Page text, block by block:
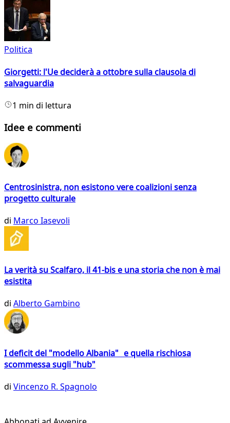
Politica
Giorgetti: l'Ue deciderà a ottobre sulla clausola di
salvaguardia
1 min di lettura
Idee e commenti
Centrosinistra, non esistono vere coalizioni senza
progetto culturale
di Marco Iasevoli
La verità su Scalfaro, il 41-bis e una storia che non è mai
esistita
di Alberto Gambino
I deficit del "modello Albania" e quella rischiosa
scommessa sugli "hub"
di Vincenzo R. Spagnolo